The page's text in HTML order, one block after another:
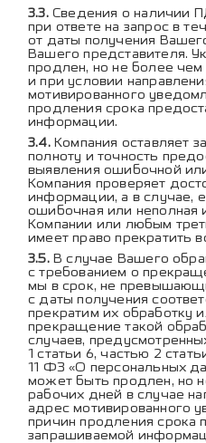
Сведения о наличии
при ответе на запрос в
от даты получения
Вашего представителя.
продлен, но не более чем
и при условии
мотивированного
продления срока
информации.
Компания оставляет
полноту и точность
выявления ошибочной
Компания проверяет
информации, а в случае,
ошибочная или неполная
Компании или любым
имеет право прекратить
В случае Вашего
с требованием о
мы в срок, не
с даты получения
прекратим их обработку
прекращение такой
случаев,
1 статьи 6, частью 2
11 ФЗ «О персональных
может быть продлен, но
рабочих дней в случае
адрес мотивированного
причин продления срока
запрашиваемой